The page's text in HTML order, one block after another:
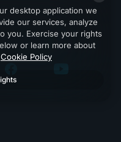
desktop application we
our services, analyze
you. Exercise your rights
or learn more about
Cookie Policy